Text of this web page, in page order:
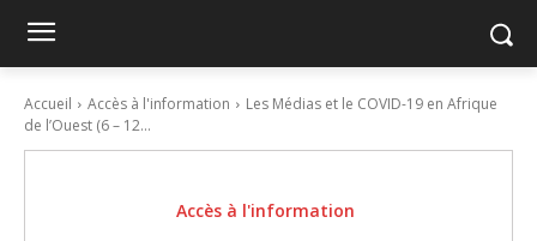
Accueil Accès à l'information
Les Médias et le COVID-19 en Afrique
de l’Ouest (6 – 12...
Accès à l'information